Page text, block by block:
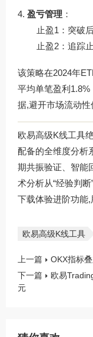
盈亏管理 ：
止盈1：突破
止盈2：追踪
该策略在2024年
平均单笔盈利1.8%
据,避开市场流动性
欧易高级K线工具
配备的全维度分析
期共振验证、智能
术分析从“经验判
下载体验进阶功能,
欧易高级K线工具
上一篇
OKX指标
下一篇
欧易
元